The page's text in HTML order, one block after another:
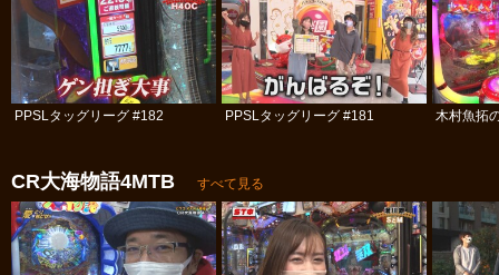
PPSLタッグリーグ #182 PPSLタッグリーグ #181 木村魚拓
CR大海物語4MTB すべて見る